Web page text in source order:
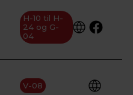
H-10 til H-
24 og G-
04
V-08